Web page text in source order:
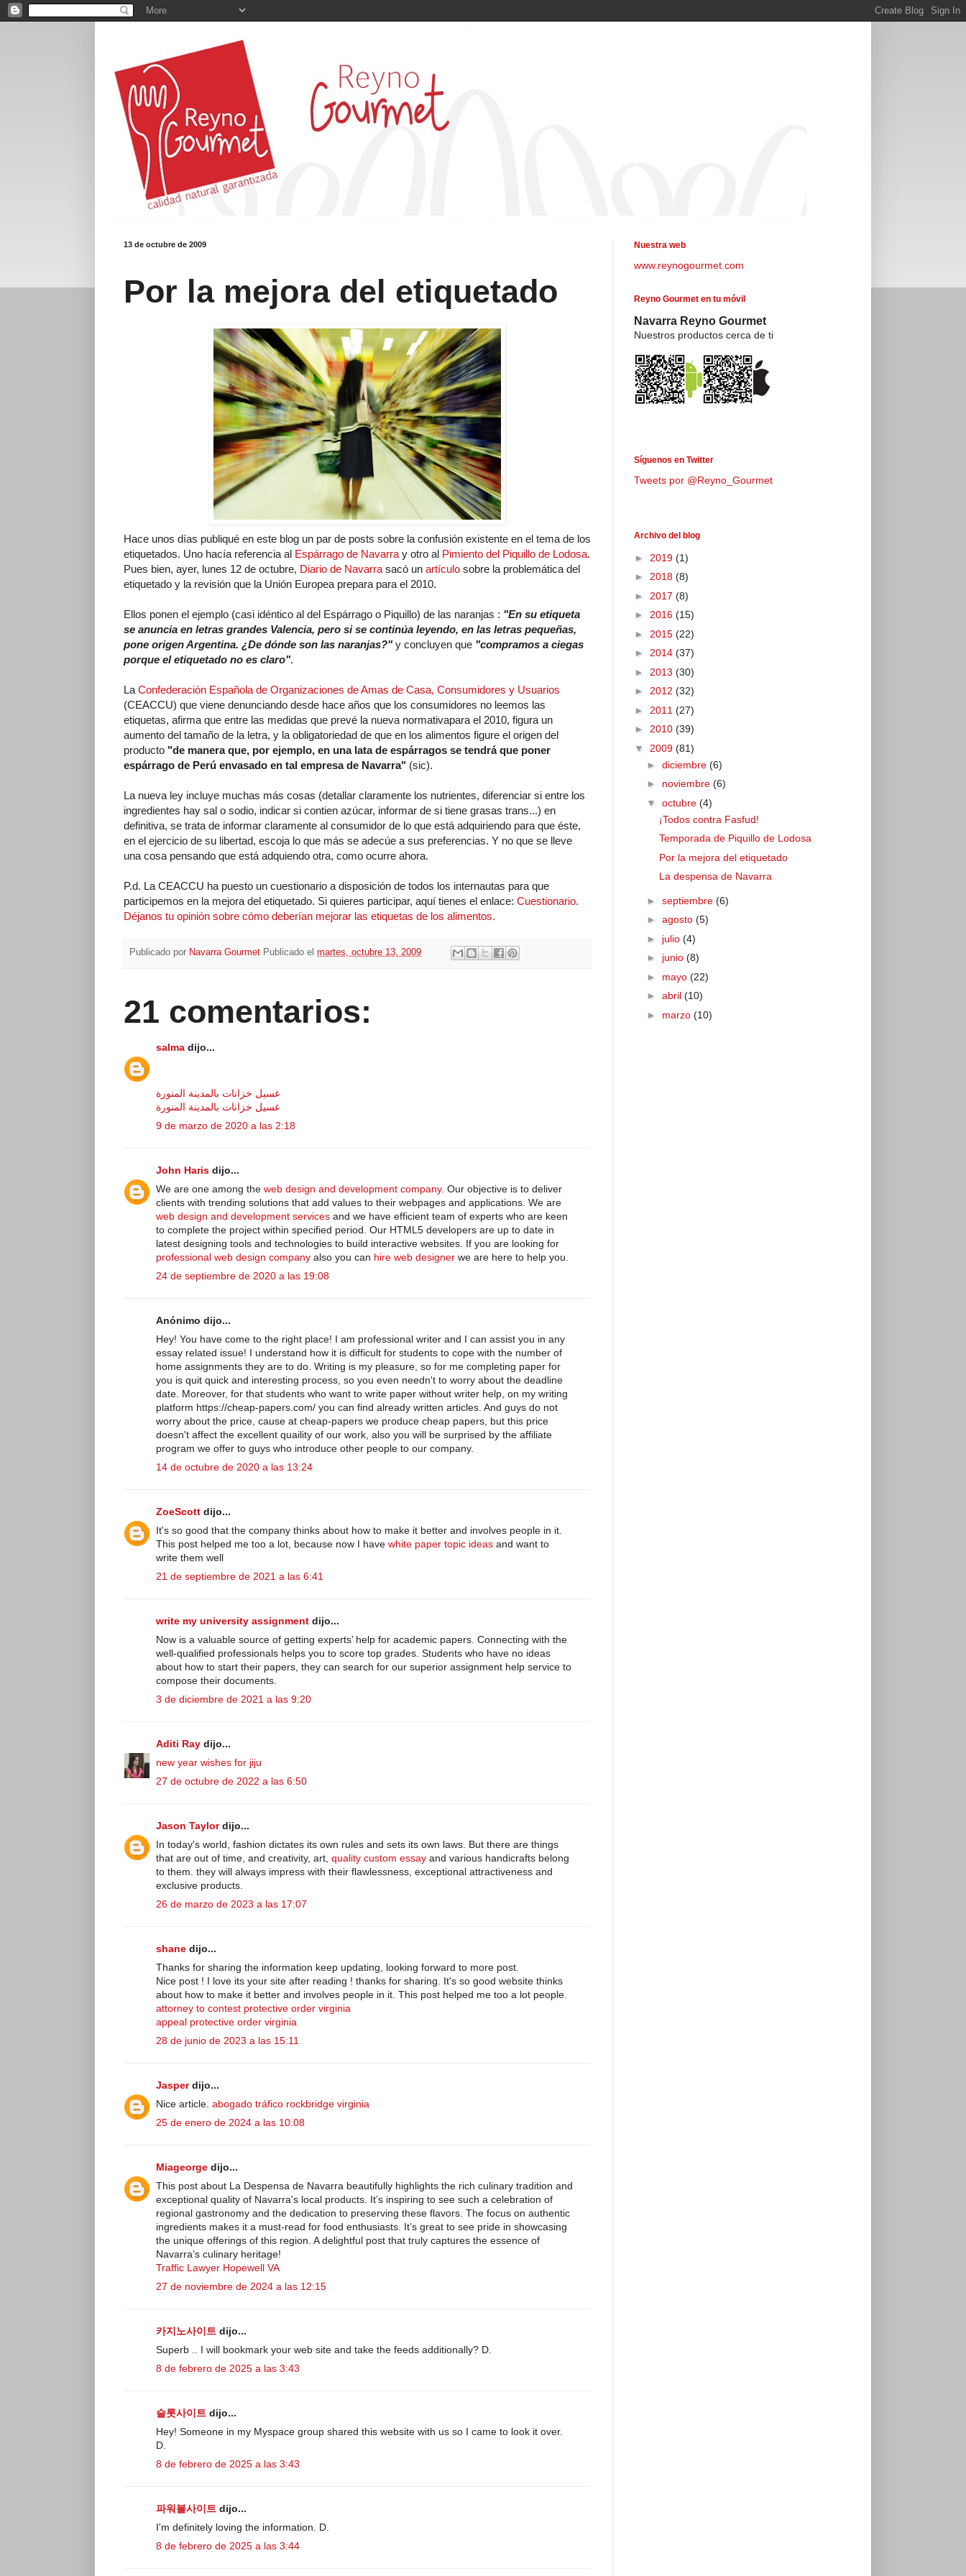
13 de octubre de 2009
Por la mejora del etiquetado
Hace unos días publiqué en este blog un par de posts sobre la confusión existente en el tema de los
etiquetados. Uno hacía referencia al Espárrago de Navarra y otro al Pimiento del Piquillo de Lodosa.
Pues bien, ayer, lunes 12 de octubre, Diario de Navarra sacó un artículo sobre la problemática del
etiquetado y la revisión que la Unión Europea prepara para el 2010.
Ellos ponen el ejemplo (casi idéntico al del Espárrago o Piquillo) de las naranjas : "En su etiqueta
se anuncia en letras grandes Valencia, pero si se continúa leyendo, en las letras pequeñas,
pone origen Argentina. ¿De dónde son las naranjas?"y concluyen que "compramos a ciegas
porque el etiquetado no es claro".
La Confederación Española de Organizaciones de Amas de Casa, Consumidores y Usuarios
(CEACCU) que viene denunciando desde hace años que los consumidores no leemos las
etiquetas, afirma que entre las medidas que prevé la nueva normativapara el 2010, figura un
aumento del tamaño de la letra, y la obligatoriedad de que en los alimentos figure el origen del
producto "de manera que, por ejemplo, en una lata de espárragos se tendrá que poner
espárrago de Perú envasado en tal empresa de Navarra" (sic).
La nueva ley incluye muchas más cosas (detallar claramente los nutrientes, diferenciar si entre los
ingredientes hay sal o sodio, indicar si contien azúcar, informar de si tiene grasas trans...) en
definitiva, se trata de informar claramente al consumidor de lo que está adquiriendo para que éste,
en el ejercicio de su libertad, escoja lo que más se adecúe a sus preferencias. Y no que se lleve
una cosa pensando que está adquiendo otra, como ocurre ahora.
P.d. La CEACCU ha puesto un cuestionario a disposición de todos los internautas para que
participemos en la mejora del etiquetado. Si quieres participar, aquí tienes el enlace: Cuestionario.
Déjanos tu opinión sobre cómo deberían mejorar las etiquetas de los alimentos.
Publicado por Navarra Gourmet Publicado el martes, octubre 13, 2009
21 comentarios:
salma dijo...
غسيل خزانات بالمدينة المنورة
غسيل خزانات بالمدينة المنورة
9 de marzo de 2020 a las 2:18
John Haris dijo...
We are one among the web design and development company. Our objective is to deliver
clients with trending solutions that add values to their webpages and applications. We are
web design and development services and we have efficient team of experts who are keen
to complete the project within specified period. Our HTML5 developers are up to date in
latest designing tools and technologies to build interactive websites. If you are looking for
professional web design company also you can hire web designer we are here to help you.
24 de septiembre de 2020 a las 19:08
Anónimo dijo...
Hey! You have come to the right place! I am professional writer and I can assist you in any
essay related issue! I understand how it is difficult for students to cope with the number of
home assignments they are to do. Writing is my pleasure, so for me completing paper for
you is quit quick and interesting process, so you even needn't to worry about the deadline
date. Moreover, for that students who want to write paper without writer help, on my writing
platform https://cheap-papers.com/ you can find already written articles. And guys do not
worry about the price, cause at cheap-papers we produce cheap papers, but this price
doesn't affect the excellent quaility of our work, also you will be surprised by the affiliate
program we offer to guys who introduce other people to our company.
14 de octubre de 2020 a las 13:24
ZoeScott dijo...
It's so good that the company thinks about how to make it better and involves people in it.
This post helped me too a lot, because now I have white paper topic ideas and want to
write them well
21 de septiembre de 2021 a las 6:41
write my university assignment dijo...
Now is a valuable source of getting experts’ help for academic papers. Connecting with the
well-qualified professionals helps you to score top grades. Students who have no ideas
about how to start their papers, they can search for our superior assignment help service to
compose their documents.
3 de diciembre de 2021 a las 9:20
Aditi Ray dijo...
new year wishes for jiju
27 de octubre de 2022 a las 6:50
Jason Taylordijo...
In today's world, fashion dictates its own rules and sets its own laws. But there are things
that are out of time, and creativity, art, quality custom essay and various handicrafts belong
to them. they will always impress with their flawlessness, exceptional attractiveness and
exclusive products.
26 de marzo de 2023 a las 17:07
shane dijo...
Thanks for sharing the information keep updating, looking forward to more post.
Nice post ! I love its your site after reading ! thanks for sharing. It's so good website thinks
about how to make it better and involves people in it. This post helped me too a lot people.
attorney to contest protective order virginia
appeal protective order virginia
28 de junio de 2023 a las 15:11
Jasperdijo...
Nice article. abogado tráfico rockbridge virginia
25 de enero de 2024 a las 10:08
Miageorge dijo...
This post about La Despensa de Navarra beautifully highlights the rich culinary tradition and
exceptional quality of Navarra's local products. It’s inspiring to see such a celebration of
regional gastronomy and the dedication to preserving these flavors. The focus on authentic
ingredients makes it a must-read for food enthusiasts. It’s great to see pride in showcasing
the unique offerings of this region. A delightful post that truly captures the essence of
Navarra’s culinary heritage!
Traffic Lawyer Hopewell VA
27 de noviembre de 2024 a las 12:15
카지노사이트 dijo...
Superb .. I will bookmark your web site and take the feeds additionally? D.
8 de febrero de 2025 a las 3:43
슬롯사이트 dijo...
Hey! Someone in my Myspace group shared this website with us so I came to look it over.
D.
8 de febrero de 2025 a las 3:43
파워볼사이트 dijo...
I'm definitely loving the information. D.
8 de febrero de 2025 a las 3:44
Nuestra web
www.reynogourmet.com
Reyno Gourmet en tu móvil
Navarra Reyno Gourmet
Nuestros productos cerca de ti
Síguenos en Twitter
Tweets por @Reyno_Gourmet
Archivo del blog
► 2019 (1)
► 2018 (8)
► 2017 (8)
► 2016 (15)
► 2015 (22)
► 2014 (37)
► 2013 (30)
► 2012 (32)
► 2011 (27)
► 2010 (39)
▼ 2009 (81)
► diciembre (6)
► noviembre (6)
▼ octubre (4)
¡Todos contra Fasfud!
Temporada de Piquillo de Lodosa
Por la mejora del etiquetado
La despensa de Navarra
► septiembre (6)
► agosto (5)
► julio (4)
► junio (8)
► mayo (22)
► abril (10)
► marzo (10)